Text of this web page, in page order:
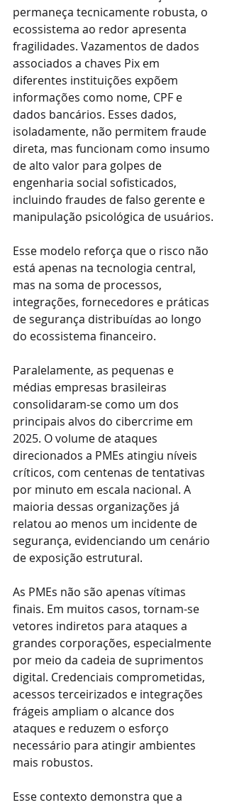
permaneça tecnicamente robusta, o
ecossistema ao redor apresenta
fragilidades. Vazamentos de dados
associados a chaves Pix em
diferentes instituições expõem
informações como nome, CPF e
dados bancários. Esses dados,
isoladamente, não permitem fraude
direta, mas funcionam como insumo
de alto valor para golpes de
engenharia social sofisticados,
incluindo fraudes de falso gerente e
manipulação psicológica de usuários.
Esse modelo reforça que o risco não
está apenas na tecnologia central,
mas na soma de processos,
integrações, fornecedores e práticas
de segurança distribuídas ao longo
do ecossistema financeiro.
Paralelamente, as pequenas e
médias empresas brasileiras
consolidaram-se como um dos
principais alvos do cibercrime em
2025. O volume de ataques
direcionados a PMEs atingiu níveis
críticos, com centenas de tentativas
por minuto em escala nacional. A
maioria dessas organizações já
relatou ao menos um incidente de
segurança, evidenciando um cenário
de exposição estrutural.
As PMEs não são apenas vítimas
finais. Em muitos casos, tornam-se
vetores indiretos para ataques a
grandes corporações, especialmente
por meio da cadeia de suprimentos
digital. Credenciais comprometidas,
acessos terceirizados e integrações
frágeis ampliam o alcance dos
ataques e reduzem o esforço
necessário para atingir ambientes
mais robustos.
Esse contexto demonstra que a